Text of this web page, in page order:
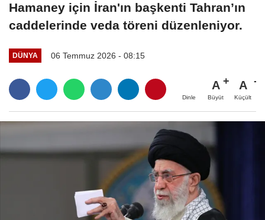
Hamaney için İran'ın başkenti Tahran’ın
caddelerinde veda töreni düzenleniyor.
DÜNYA 06 Temmuz 2026 - 08:15
Dinle
A
Büyüt
A
Küçült